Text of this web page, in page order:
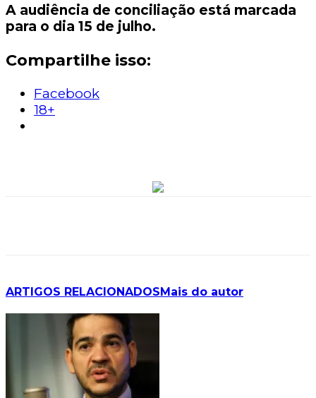
A audiência de conciliação está marcada
para o dia 15 de julho.
Compartilhe isso:
Facebook
18+
ARTIGOS RELACIONADOS Mais do autor